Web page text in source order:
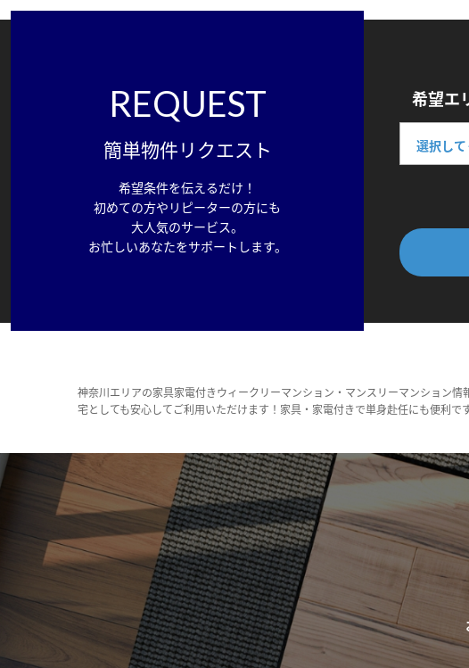
REQUEST
簡単物件リクエスト
希望条件を伝えるだけ！
初めての方やリピーターの方にも
大人気のサービス。
お忙しいあなたをサポートします。
希望エ
神奈川エリアの家具家電付きウィークリーマンション・マンスリーマンション
宅としても安心してご利用いただけます！家具・家電付きで単身赴任にも便利です